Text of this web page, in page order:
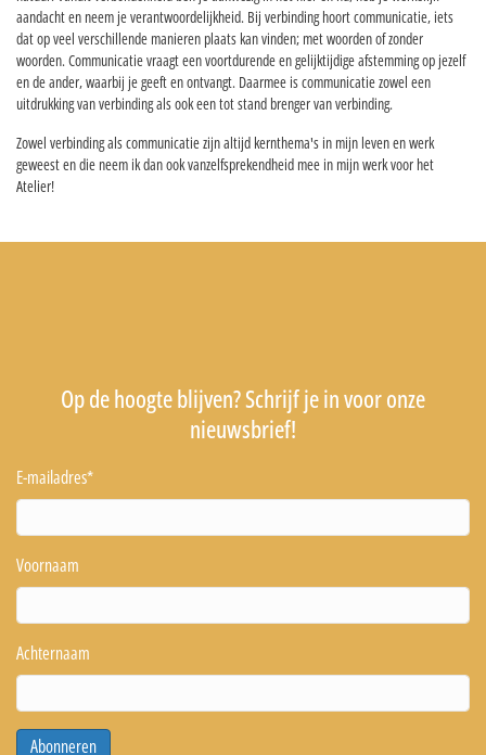
aandacht en neem je verantwoordelijkheid. Bij verbinding hoort communicatie, iets
dat op veel verschillende manieren plaats kan vinden; met woorden of zonder
woorden. Communicatie vraagt een voortdurende en gelijktijdige afstemming op jezelf
en de ander, waarbij je geeft en ontvangt. Daarmee is communicatie zowel een
uitdrukking van verbinding als ook een tot stand brenger van verbinding.
Zowel verbinding als communicatie zijn altijd kernthema's in mijn leven en werk
geweest en die neem ik dan ook vanzelfsprekendheid mee in mijn werk voor het
Atelier!
Op de hoogte blijven? Schrijf je in voor onze
nieuwsbrief!
E-mailadres*
Voornaam
Achternaam
Abonneren